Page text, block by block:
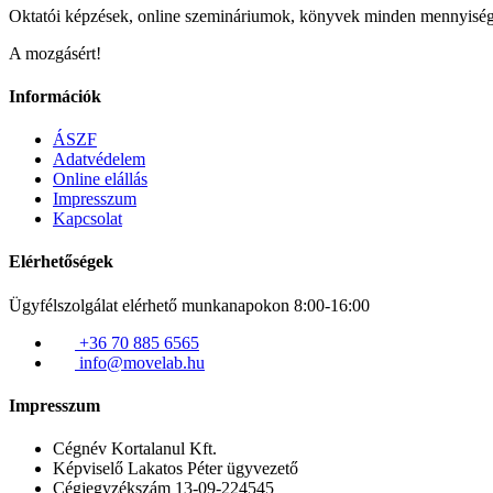
Oktatói képzések, online szemináriumok, könyvek minden
A mozgásért!
Információk
ÁSZF
Adatvédelem
Online elállás
Impresszum
Kapcsolat
Elérhetőségek
Ügyfélszolgálat elérhető munkanapokon 8:00-16:00
+36 70 885 6565
info@movelab.hu
Impresszum
Cégnév Kortalanul Kft.
Képviselő Lakatos Péter ügyvezető
Cégjegyzékszám 13-09-224545